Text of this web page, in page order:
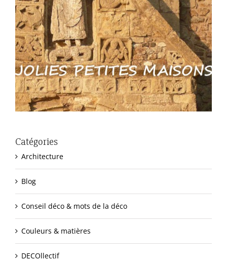
Catégories
Architecture
Blog
Conseil déco & mots de la déco
Couleurs & matières
DECOllectif